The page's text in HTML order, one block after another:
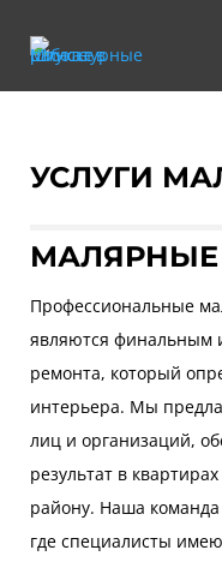
УСЛУГИ
Профессиональные
являются финальным
ремонта, который
интерьера. Мы
лиц и организаций,
результат в
району. Наша
где специалисты